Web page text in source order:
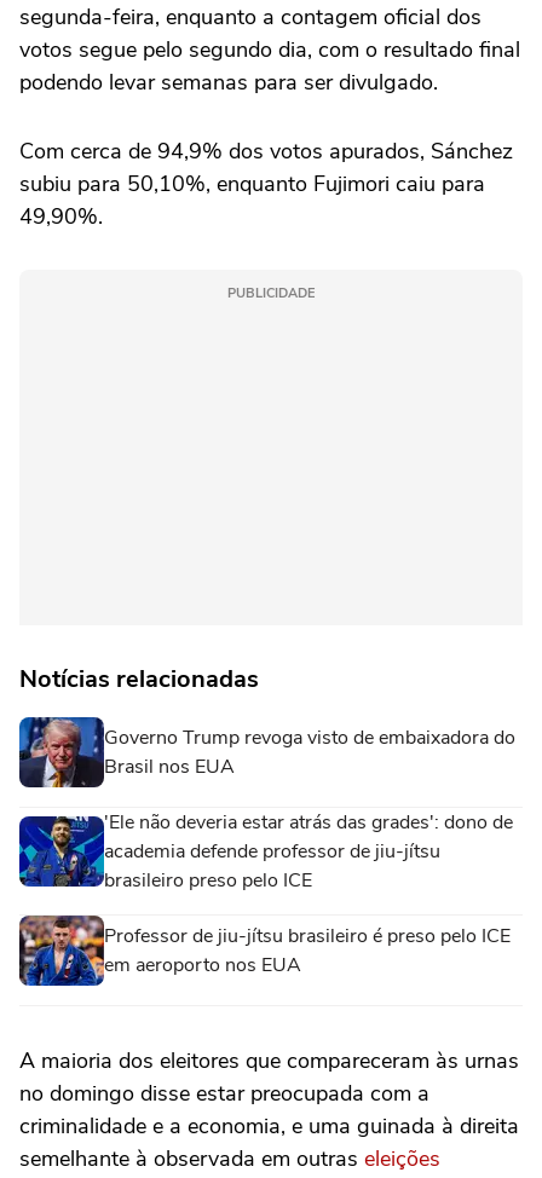
segunda-feira, enquanto a contagem oficial dos
votos segue pelo segundo dia, com o resultado final
podendo levar semanas para ser divulgado.
Com cerca de 94,9% dos votos apurados, Sánchez
subiu para 50,10%, enquanto Fujimori caiu para
49,90%.
PUBLICIDADE
Notícias relacionadas
Governo Trump revoga visto de embaixadora do
Brasil nos EUA
'Ele não deveria estar atrás das grades': dono de
academia defende professor de jiu-jítsu
brasileiro preso pelo ICE
Professor de jiu-jítsu brasileiro é preso pelo ICE
em aeroporto nos EUA
A maioria dos eleitores que compareceram às urnas
no domingo disse estar preocupada com ⁠a
criminalidade e a economia, e uma guinada à direita
semelhante à observada em outras eleições